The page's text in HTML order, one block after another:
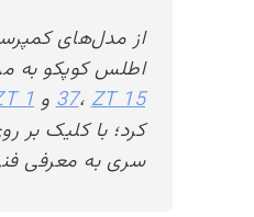
از مدل‌های
اطلس کوپکو
37،ZT 15 و 1
کرد؛ با کلیک بر
سری به معرفی